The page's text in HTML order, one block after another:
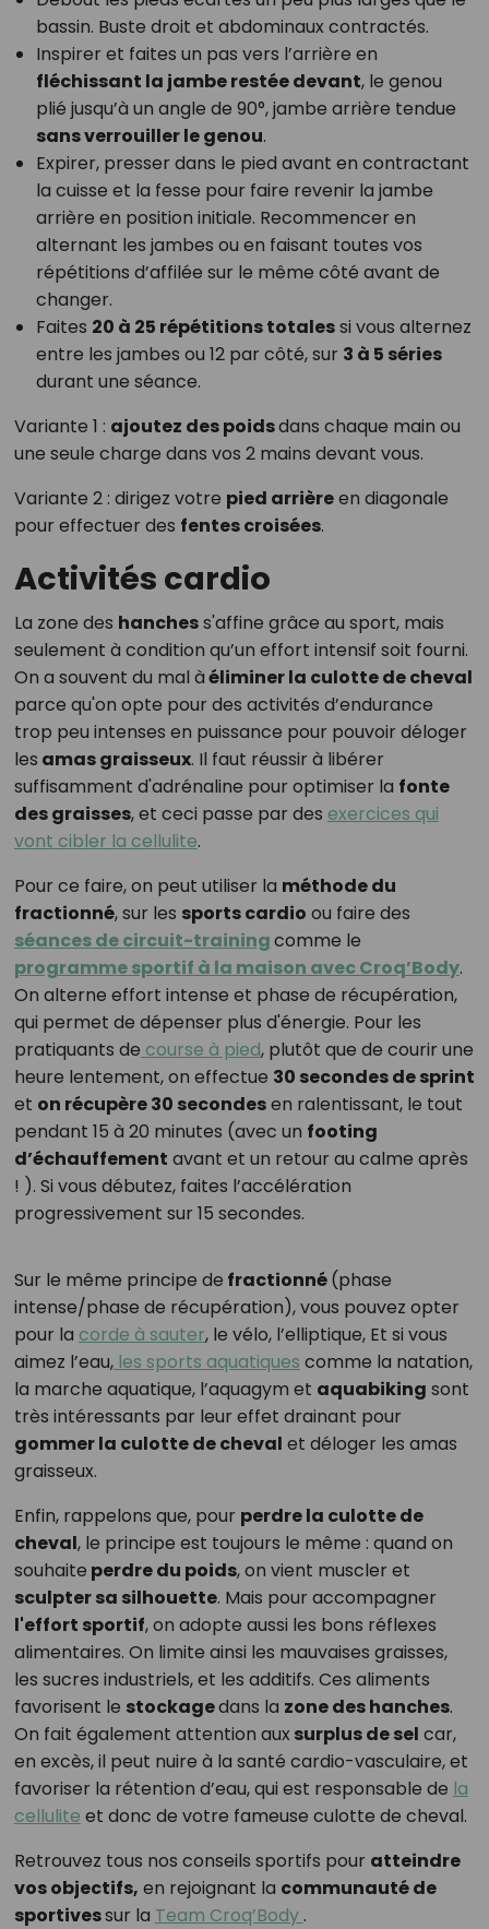
bassin. Buste droit et abdominaux contractés.
Inspirer et faites un pas vers l’arrière en
fléchissant la jambe restée devant, le genou
plié jusqu’à un angle de 90°, jambe arrière tendue
sans verrouiller le genou.
Expirer, presser dans le pied avant en contractant
la cuisse et la fesse pour faire revenir la jambe
arrière en position initiale. Recommencer en
alternant les jambes ou en faisant toutes vos
répétitions d’affilée sur le même côté avant de
changer.
Faites 20 à 25 répétitions totalessi vous alternez
entre les jambes ou 12 par côté, sur 3 à 5 séries
durant une séance.
Variante 1 : ajoutez des poidsdans chaque main ou
une seule charge dans vos 2 mains devant vous.
Variante 2 : dirigez votre pied arrièreen diagonale
pour effectuer des fentes croisées.
Activités cardio
La zone des hanchess'affine grâce au sport, mais
seulement à condition qu’un effort intensif soit fourni.
On a souvent du mal àéliminer la culotte de cheval
parce qu'on opte pour des activités d’endurance
trop peu intenses en puissance pour pouvoir déloger
les amas graisseux. Il faut réussir à libérer
suffisamment d'adrénaline pour optimiser la fonte
des graisses, et ceci passe par des exercices qui
vont cibler la cellulite.
Pour ce faire, on peut utiliser la méthode du
fractionné, sur les sports cardio ou faire des
séances de circuit-trainingcomme le
programme sportif à la maison avec Croq’Body.
On alterne effort intense et phase de récupération,
qui permet de dépenser plus d'énergie. Pour les
pratiquants de course à pied, plutôt que de courir une
heure lentement, on effectue 30 secondes de sprint
et on récupère 30 secondesen ralentissant, le tout
pendant 15 à 20 minutes (avec un footing
d’échauffement avant et un retour au calme après
! ). Si vous débutez, faites l’accélération
progressivement sur 15 secondes.
Sur le même principe de fractionné(phase
intense/phase de récupération), vous pouvez opter
pour la corde à sauter, le vélo, l’elliptique, Et si vous
aimez l’eau,les sports aquatiques comme la natation,
la marche aquatique, l’aquagym et aquabiking sont
très intéressants par leur effet drainant pour
gommer la culotte de cheval et déloger les amas
graisseux.
Enfin, rappelons que, pour perdre la culotte de
cheval, le principe est toujours le même : quand on
souhaite perdre du poids, on vient muscler et
sculpter sa silhouette. Mais pour accompagner
l'effort sportif, on adopte aussi les bons réflexes
alimentaires. On limite ainsi les mauvaises graisses,
les sucres industriels, et les additifs. Ces aliments
favorisent le stockagedans la zone des hanches.
On fait également attention aux surplus de sel car,
en excès, il peut nuire à la santé cardio-vasculaire, et
favoriser la rétention d’eau, qui est responsable de la
cellulite et donc de votre fameuse culotte de cheval.
Retrouvez tous nos conseils sportifs pour atteindre
vos objectifs, en rejoignant la communauté de
sportivessur la Team Croq’Body .